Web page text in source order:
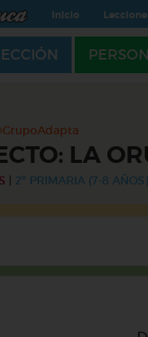
Inicio
LA
2º PRIMARIA (7-8 AÑOS)